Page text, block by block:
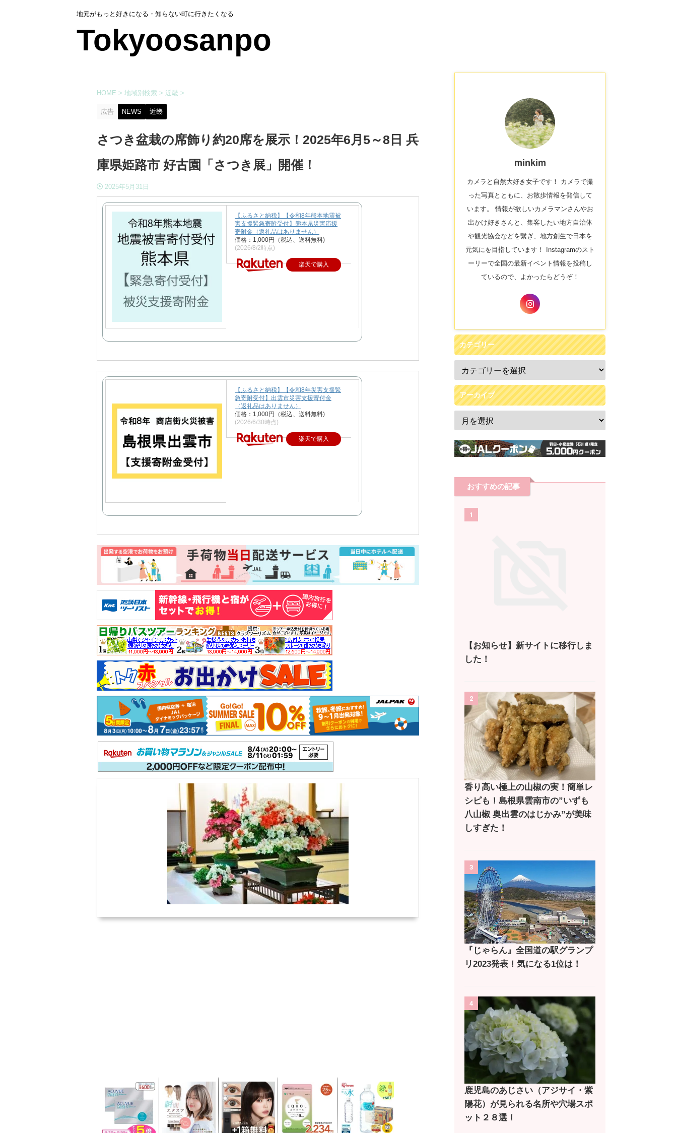
地元がもっと好きになる・知らない町に行きたくなる
Tokyoosanpo
HOME > 地域別検索 > 近畿 >
広告 NEWS 近畿
さつき盆栽の席飾り約20席を展示！2025年6月5～8日 兵
庫県姫路市 好古園「さつき展」開催！
2025年5月31日
【ふるさと納税】【令和8年熊本地震被
害支援緊急寄附受付】熊本県災害応援
寄附金（返礼品はありません）
価格：1,000円（税込、送料無料)
(2026/8/2時点)
楽天で購入
【ふるさと納税】【令和8年災害支援緊
急寄附受付】出雲市災害支援寄付金
（返礼品はありません）
価格：1,000円（税込、送料無料)
(2026/6/30時点)
楽天で購入
minkim
カメラと自然大好き女子です！ カメラで撮
った写真とともに、お散歩情報を発信して
います。 情報が欲しいカメラマンさんやお
出かけ好きさんと、集客したい地方自治体
や観光協会などを繋ぎ、地方創生で日本を
元気にを目指しています！ Instagramのスト
ーリーで全国の最新イベント情報を投稿し
ているので、よかったらどうぞ！
カテゴリー
アーカイブ
おすすめの記事
1
【お知らせ】新サイトに移行しま
した！
2
香り高い極上の山椒の実！簡単レ
シピも！島根県雲南市の”いずも
八山椒 奥出雲のはじかみ”が美味
しすぎた！
3
『じゃらん』全国道の駅グランプ
リ2023発表！気になる1位は！
4
鹿児島のあじさい（アジサイ・紫
陽花）が見られる名所や穴場スポ
ット２８選！